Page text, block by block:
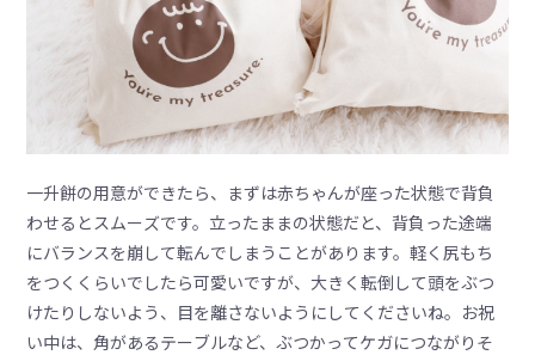
一升餅の用意ができたら、まずは赤ちゃんが座った状態で背負
わせるとスムーズです。立ったままの状態だと、背負った途端
にバランスを崩して転んでしまうことがあります。軽く尻もち
をつくくらいでしたら可愛いですが、大きく転倒して頭をぶつ
けたりしないよう、目を離さないようにしてくださいね。お祝
い中は、角があるテーブルなど、ぶつかってケガにつながりそ